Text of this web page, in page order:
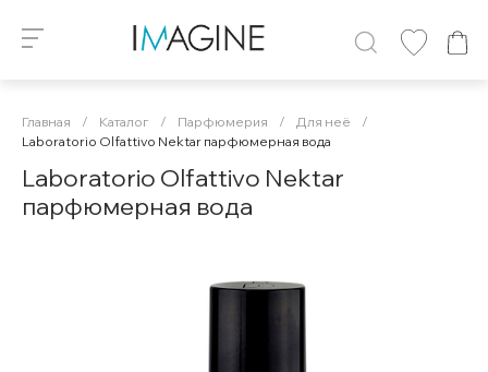
Главная / Каталог / Парфюмерия / Для неё
/
Laboratorio Olfattivo Nektar парфюмерная вода
Laboratorio Olfattivo Nektar
парфюмерная вода